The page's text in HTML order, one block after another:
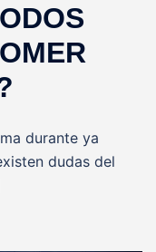
durante ya
dudas del